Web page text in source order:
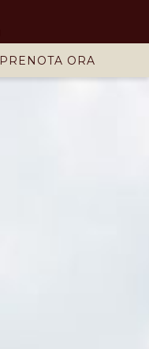
PRENOTA ORA